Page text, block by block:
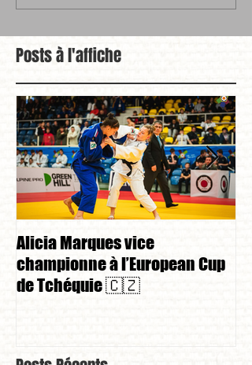
Posts à l'affiche
Alicia Marques vice
championne à l’European Cup
de Tchéquie 🇨🇿